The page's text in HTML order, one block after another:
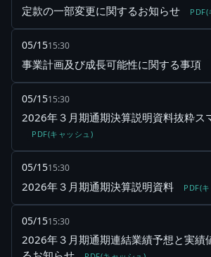
定款の一部変更に関するお知らせ PDF(
05/1515:30
事業計画及び成長可能性に関する事項
05/1515:30
2026年３月期通期決算説明資料抜粋ス
PDF(キャッシュ)
05/1515:30
2026年３月期通期決算説明資料 PDF(
05/1515:30
2026年３月期通期連結業績予想と実績